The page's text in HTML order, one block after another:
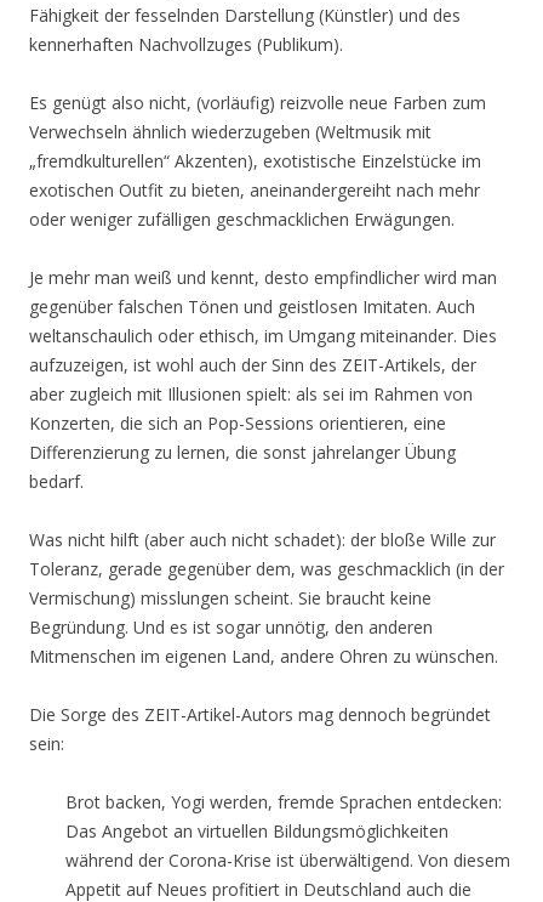
Fähigkeit der fesselnden Darstellung (Künstler) und des
kennerhaften Nachvollzuges (Publikum).
Es genügt also nicht, (vorläufig) reizvolle neue Farben zum
Verwechseln ähnlich wiederzugeben (Weltmusik mit
„fremdkulturellen“ Akzenten), exotistische Einzelstücke im
exotischen Outfit zu bieten, aneinandergereiht nach mehr
oder weniger zufälligen geschmacklichen Erwägungen.
Je mehr man weiß und kennt, desto empfindlicher wird man
gegenüber falschen Tönen und geistlosen Imitaten. Auch
weltanschaulich oder ethisch, im Umgang miteinander. Dies
aufzuzeigen, ist wohl auch der Sinn des ZEIT-Artikels, der
aber zugleich mit Illusionen spielt: als sei im Rahmen von
Konzerten, die sich an Pop-Sessions orientieren, eine
Differenzierung zu lernen, die sonst jahrelanger Übung
bedarf.
Was nicht hilft (aber auch nicht schadet): der bloße Wille zur
Toleranz, gerade gegenüber dem, was geschmacklich (in der
Vermischung) misslungen scheint. Sie braucht keine
Begründung. Und es ist sogar unnötig, den anderen
Mitmenschen im eigenen Land, andere Ohren zu wünschen.
Die Sorge des ZEIT-Artikel-Autors mag dennoch begründet
sein:
Brot backen, Yogi werden, fremde Sprachen entdecken:
Das Angebot an virtuellen Bildungsmöglichkeiten
während der Corona-Krise ist überwältigend. Von diesem
Appetit auf Neues profitiert in Deutschland auch die